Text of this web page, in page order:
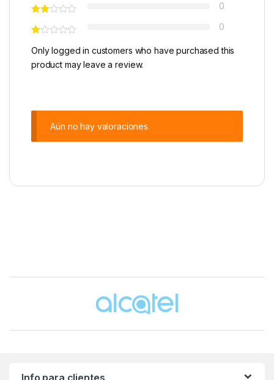
0
0
Only logged in customers who have purchased this
product may leave a review.
Aún no hay valoraciones.